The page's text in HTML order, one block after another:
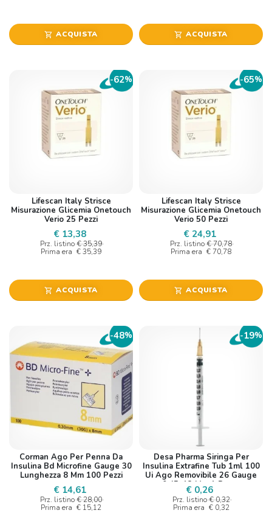
shopping_cart ACQUISTA shopping_cart ACQUISTA
-62%
Lifescan Italy Strisce
Misurazione Glicemia Onetouch
Verio 25 Pezzi
€ 13,38
Prz. listino € 35,39
Prima era € 35,39
shopping_cart ACQUISTA
-65%
Lifescan Italy Strisce
Misurazione Glicemia Onetouch
Verio 50 Pezzi
€ 24,91
Prz. listino € 70,78
Prima era € 70,78
shopping_cart ACQUISTA
-48%
Corman Ago Per Penna Da
Insulina Bd Microfine Gauge 30
Lunghezza 8 Mm 100 Pezzi
€ 14,61
Prz. listino € 28,00
Prima era € 15,12
-19%
Desa Pharma Siringa Per
Insulina Extrafine Tub 1ml 100
Ui Ago Removibile 26 Gauge
0,45x12 Mm 1 Pezzo
€ 0,26
Prz. listino € 0,32
Prima era € 0,32